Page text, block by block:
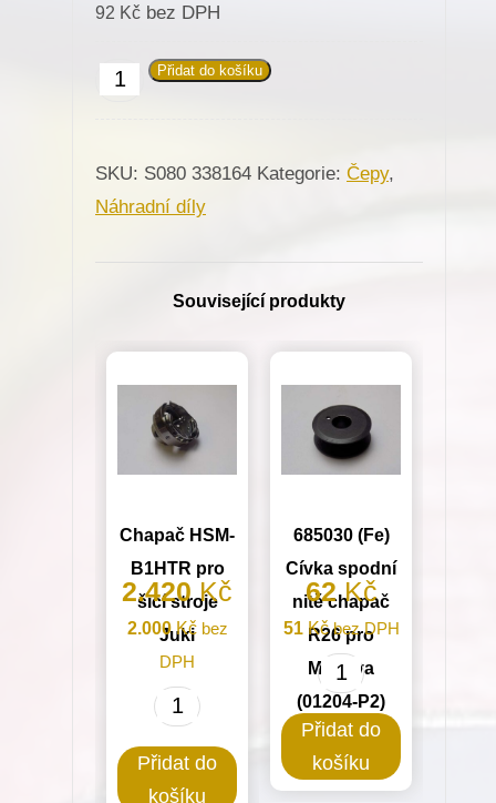
92 Kč bez DPH
338164
Minerva
(72207-
množství
Přidat do košíku
SKU: S080 338164 Kategorie: Čepy,
Náhradní díly
Související produkty
Chapač HSM-
B1HTR pro
šicí stroje
Juki
2.420Kč
2.000Kčbez
DPH
Chapač
B1HTR
Přidat do
košíku
685030 (Fe)
Cívka spodní
nitě chapač
R26 pro
Minerva
(01204-P2)
62Kč
51 Kčbez DPH
685030
(Fe)
Cívka
spodní
Přidat do
košíku